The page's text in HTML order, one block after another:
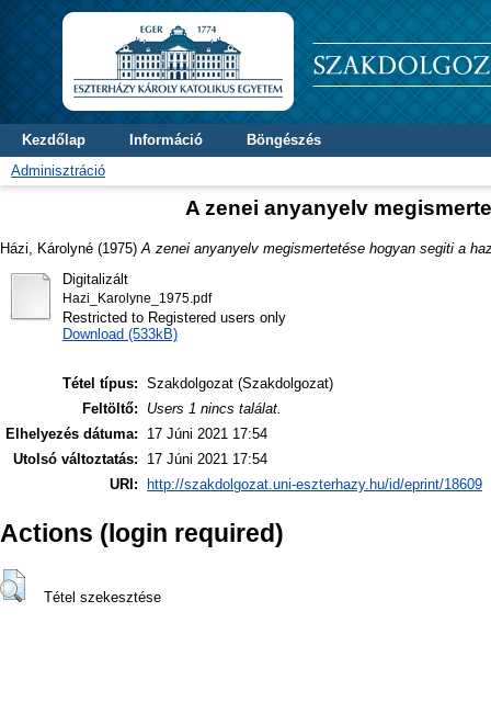
Kezdőlap Információ
Böngészés
Adminisztráció
A zenei anyanyelv
Házi, Károlyné (1975) A zenei anyanyelv megismertetése hogyan segiti a
Digitalizált
Hazi_Karolyne_1975.pdf
Restricted to Registered users only
Download (533kB)
Tétel típus: Szakdolgozat (Szakdolgozat)
Feltöltő:
Users 1 nincs találat.
Elhelyezés dátuma:
17 Júni 2021 17:54
Utolsó változtatás:
17 Júni 2021 17:54
URI:
http://szakdolgozat.uni-eszterhazy.hu/id/eprint/18609
Actions (login required)
Tétel szekesztése